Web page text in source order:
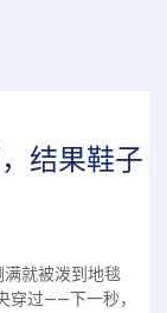
结果鞋子
就被泼到地毯
穿过——下一秒，